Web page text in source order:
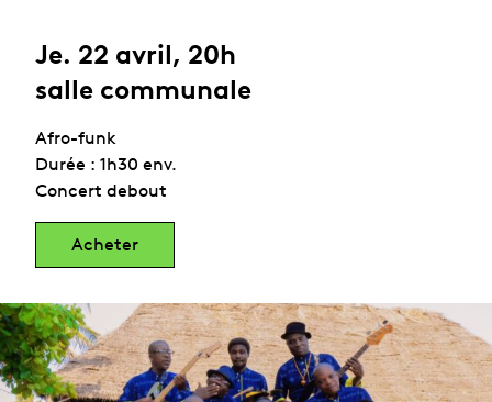
Je. 22 avril, 20h
salle communale
Afro-funk
Durée : 1h30 env.
Concert debout
Acheter